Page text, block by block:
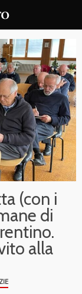
(con i
di
alla